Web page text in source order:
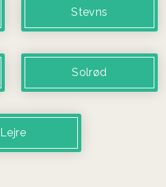
Stevns
Solrød
Lejre